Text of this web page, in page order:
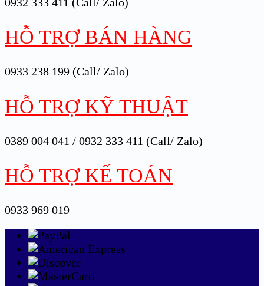
HỖ TRỢ BÁN HÀNG
0933 238 199 (Call/ Zalo)
HỖ TRỢ KỸ THUẬT
0389 004 041 / 0932 333 411 (Call/ Zalo)
HỖ TRỢ KẾ TOÁN
0933 969 019